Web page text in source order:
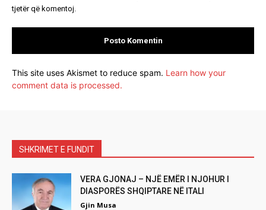
tjetër që komentoj.
This site uses Akismet to reduce spam. Learn how your
comment data is processed.
SHKRIMET E FUNDIT
VERA GJONAJ – NJË EMËR I NJOHUR I
DIASPORËS SHQIPTARE NË ITALI
Gjin Musa